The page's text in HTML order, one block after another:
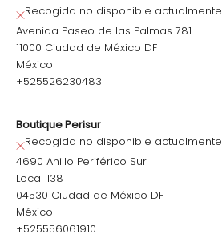
Recogida no disponible actualmente
Avenida Paseo de las Palmas 781
11000 Ciudad de México DF
México
+525526230483
Boutique Perisur
Recogida no disponible actualmente
4690 Anillo Periférico Sur
Local 138
04530 Ciudad de México DF
México
+525556061910